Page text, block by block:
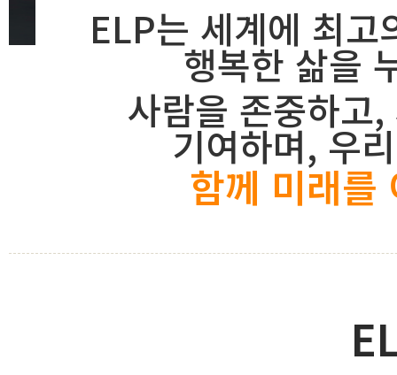
ELP는 세계에 최
행복한 삶을
사람을 존중하고
기여하며, 우
함께 미래를